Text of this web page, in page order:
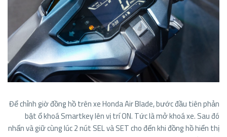
Để chỉnh giờ đồng hồ trên xe Honda Air Blade, bước đầu tiên phản
bật ổ khoá Smartkey lên vị trí ON. Tức là mở khoá xe. Sau đó
nhấn và giữ cùng lúc 2 nút SEL và SET cho đến khi đồng hồ hiển thị